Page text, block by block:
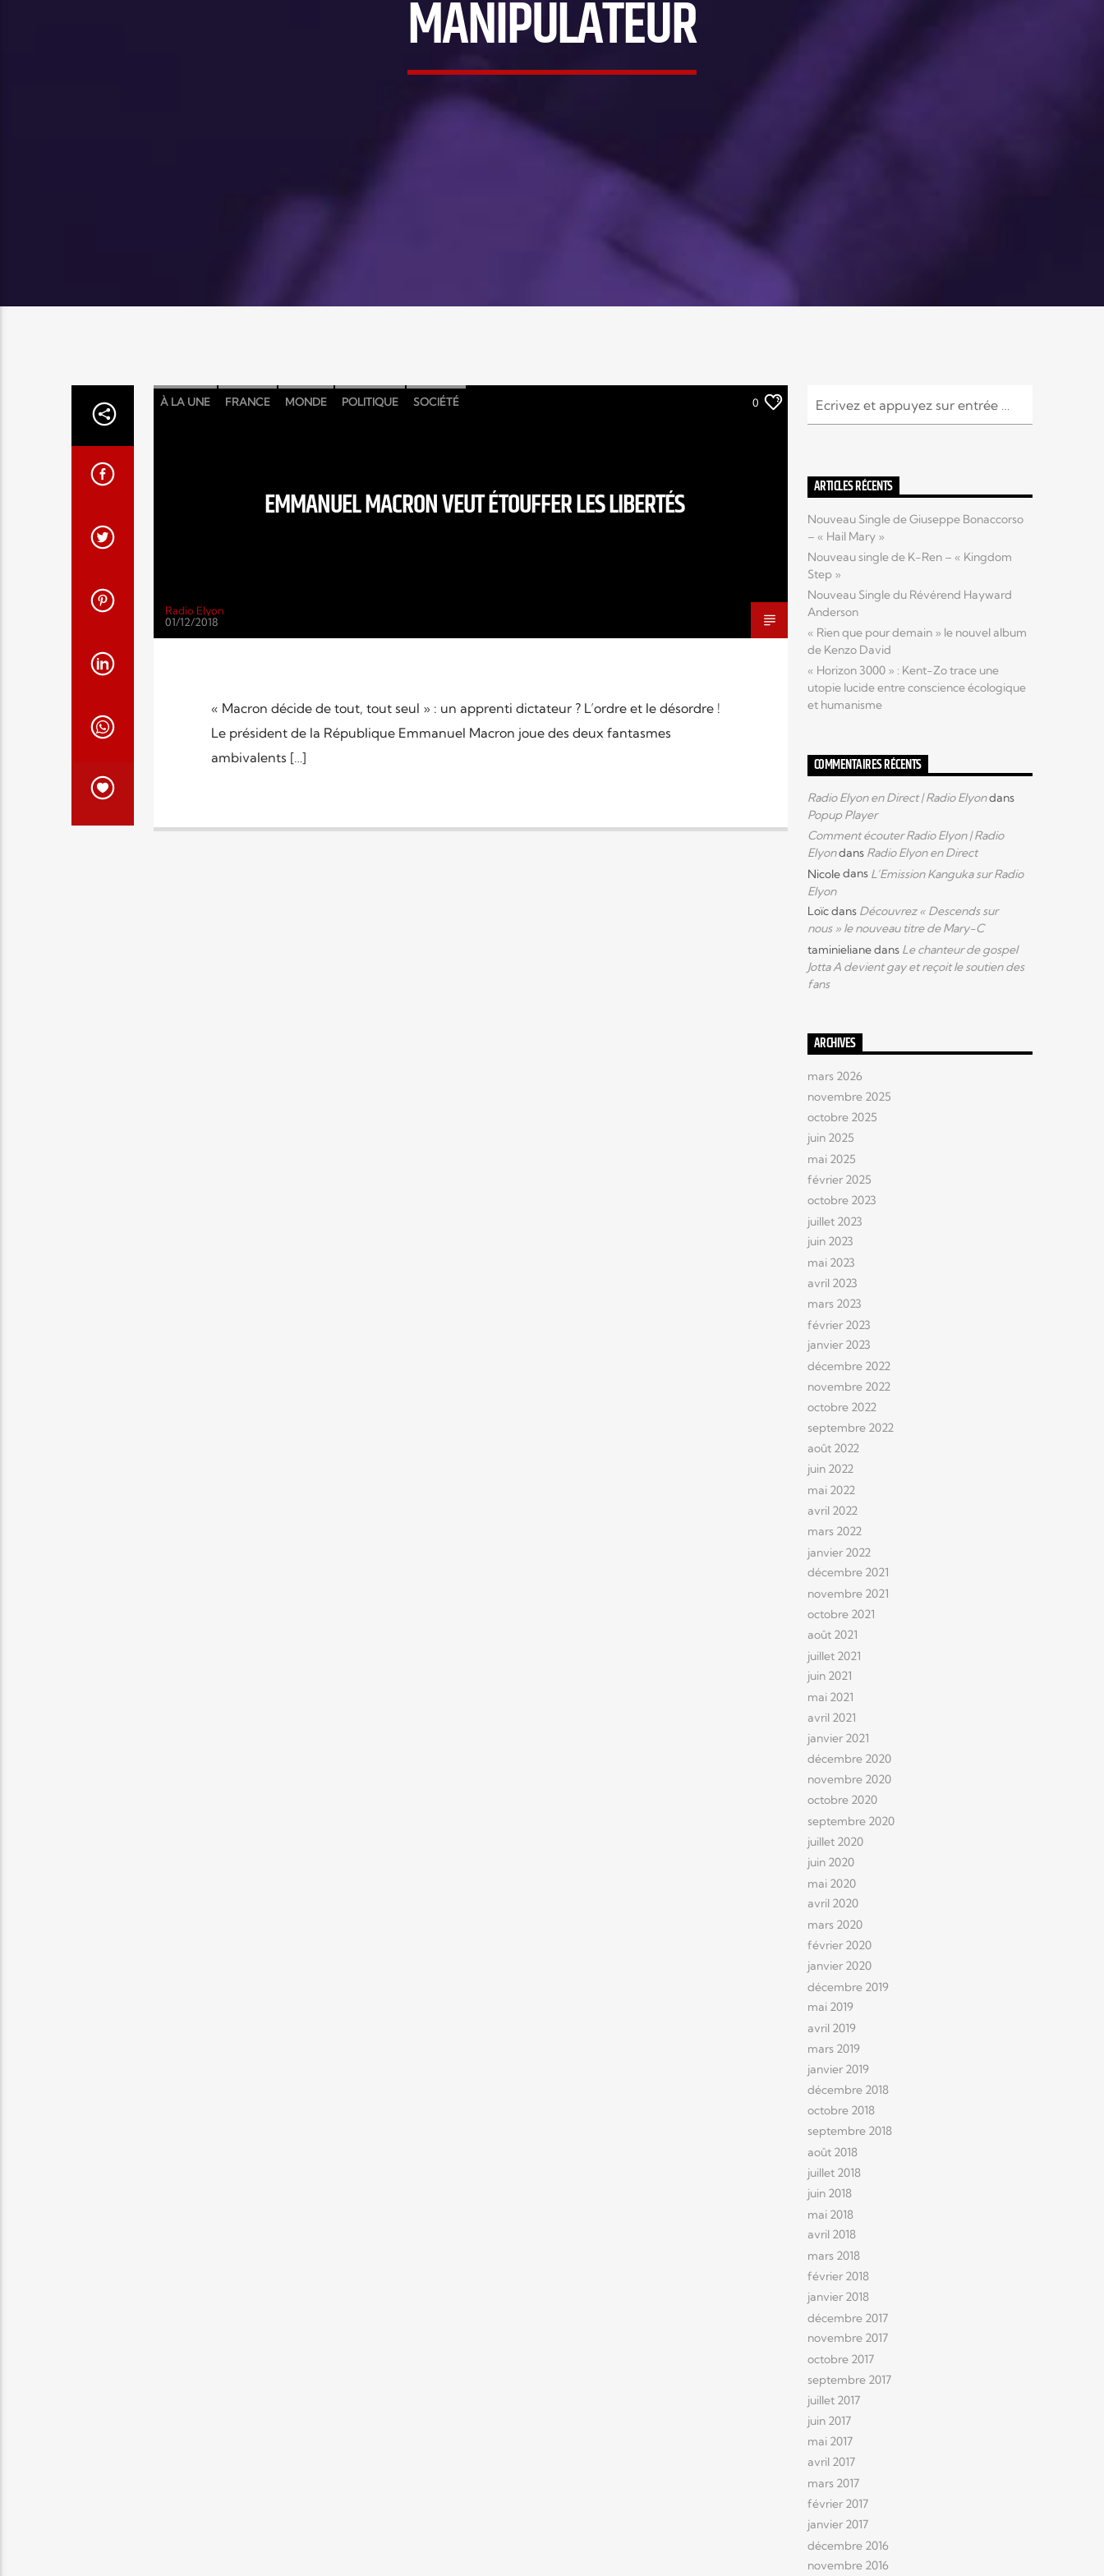
MANIPULATEUR
À LA UNE FRANCE MONDE POLITIQUE SOCIÉTÉ 0
EMMANUEL MACRON VEUT ÉTOUFFER LES LIBERTÉS
Radio Elyon
01/12/2018
« Macron décide de tout, tout seul » : un apprenti dictateur ? L’ordre et le désordre !
Le président de la République Emmanuel Macron joue des deux fantasmes
ambivalents […]
ARTICLES RÉCENTS
Nouveau Single de Giuseppe Bonaccorso
– « Hail Mary »
Nouveau single de K-Ren – « Kingdom
Step »
Nouveau Single du Révérend Hayward
Anderson
« Rien que pour demain » le nouvel album
de Kenzo David
« Horizon 3000 » : Kent-Zo trace une
utopie lucide entre conscience écologique
et humanisme
COMMENTAIRES RÉCENTS
Radio Elyon en Direct | Radio Elyondans
Popup Player
Comment écouter Radio Elyon | Radio
Elyondans Radio Elyon en Direct
Nicoledans L’Emission Kanguka sur Radio
Elyon
Loïcdans Découvrez « Descends sur
nous » le nouveau titre de Mary-C
taminielianedans Le chanteur de gospel
Jotta A devient gay et reçoit le soutien des
fans
ARCHIVES
mars 2026
novembre 2025
octobre 2025
juin 2025
mai 2025
février 2025
octobre 2023
juillet 2023
juin 2023
mai 2023
avril 2023
mars 2023
février 2023
janvier 2023
décembre 2022
novembre 2022
octobre 2022
septembre 2022
août 2022
juin 2022
mai 2022
avril 2022
mars 2022
janvier 2022
décembre 2021
novembre 2021
octobre 2021
août 2021
juillet 2021
juin 2021
mai 2021
avril 2021
janvier 2021
décembre 2020
novembre 2020
octobre 2020
septembre 2020
juillet 2020
juin 2020
mai 2020
avril 2020
mars 2020
février 2020
janvier 2020
décembre 2019
mai 2019
avril 2019
mars 2019
janvier 2019
décembre 2018
octobre 2018
septembre 2018
août 2018
juillet 2018
juin 2018
mai 2018
avril 2018
mars 2018
février 2018
janvier 2018
décembre 2017
novembre 2017
octobre 2017
septembre 2017
juillet 2017
juin 2017
mai 2017
avril 2017
mars 2017
février 2017
janvier 2017
décembre 2016
novembre 2016